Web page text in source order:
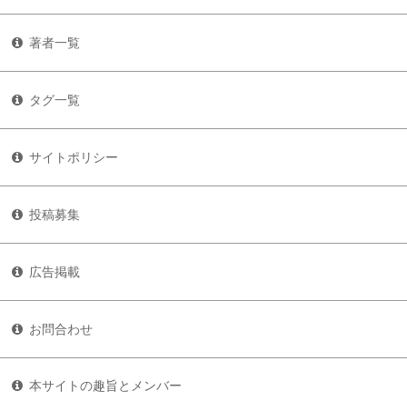
著者一覧
タグ一覧
サイトポリシー
投稿募集
広告掲載
お問合わせ
本サイトの趣旨とメンバー